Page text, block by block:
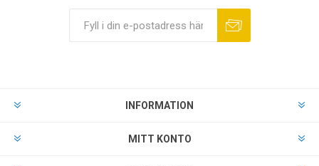
INFORMATION
MITT KONTO